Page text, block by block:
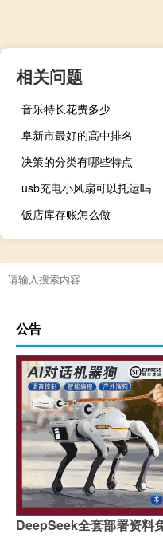
相关问题
音乐特长花费多少
阜新市最好的高中排名
决策的分类有哪些特点
usb充电小风扇可以托运吗
饭店库存账怎么做
公告
DeepSeek全套部署资料